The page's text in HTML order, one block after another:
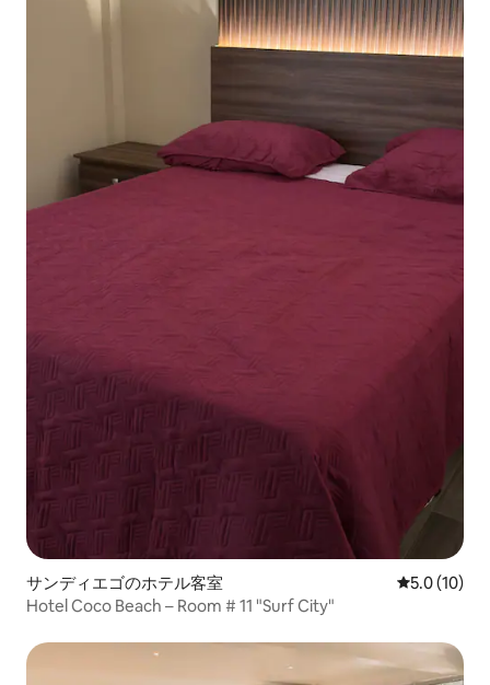
サンディエゴのホテル客室 レビュー10
5.0 (10)
Hotel Coco Beach – Room # 11 "Surf City"